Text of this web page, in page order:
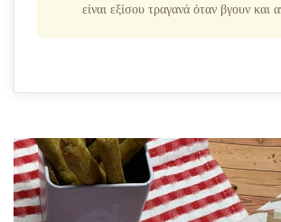
είναι εξίσου τραγανά όταν βγουν και